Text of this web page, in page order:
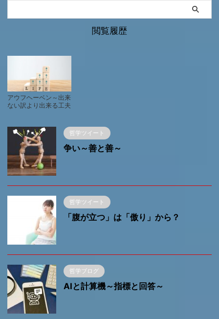
閲覧履歴
アウフヘーベン～出来
ない訳より出来る工夫
哲学ツイート
争い～善と善～
哲学ツイート
「腹が立つ」は「傲り」から？
哲学ブログ
AIと計算機～指標と回答～